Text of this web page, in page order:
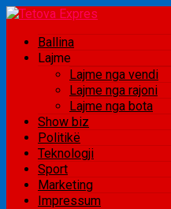
Ballina
Lajme
Lajme nga vendi
Lajme nga rajoni
Lajme nga bota
Show biz
Politikë
Teknologji
Sport
Marketing
Impressum